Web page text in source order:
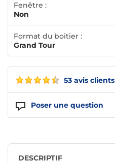
53 avis clients
Poser une question
Fenêtre :
Non
Format du boitier :
Grand Tour
DESCRIPTIF